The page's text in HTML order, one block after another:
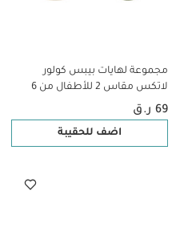
مجموعة لهايات بيبس كولور
لاتكس مقاس 2 للأطفال من 6
شهور فأكثر عاجي/أخضر - قطعتان
69 ر.ق
اضف للحقيبة